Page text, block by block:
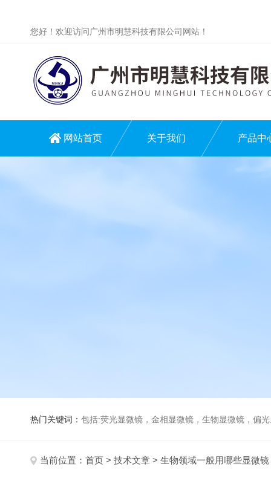
您好！欢迎访问广州市明慧科技有限公司网站！
网站首页 关于我们 产品中
热门关键词： 包括:荧光显微镜，金相显微镜，生物显微镜，偏
当前位置： 首页 > 技术文章 > 生物领域一般用哪些显微镜